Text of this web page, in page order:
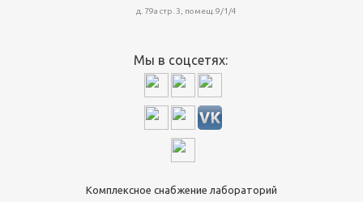
д. 79а стр. 3, помещ. 9/1/4
Мы в соцсетях:
Комплексное снабжение лабораторий